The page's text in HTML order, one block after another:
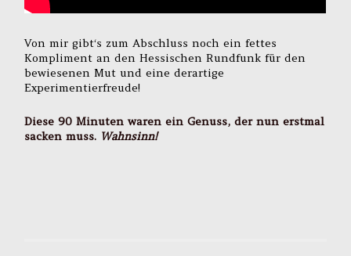
Von mir gibt‘s zum Abschluss noch ein fettes
Kompliment an den Hessischen Rundfunk für den
bewiesenen Mut und eine derartige
Experimentierfreude!
Diese 90 Minuten waren ein Genuss, der nun erstmal
sacken muss. Wahnsinn!